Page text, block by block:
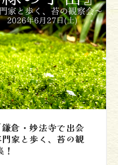
倉・妙法寺で出会
家と歩く、苔の観